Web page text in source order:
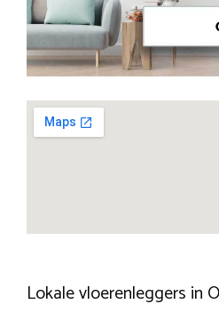
Lokale vloerenleggers in